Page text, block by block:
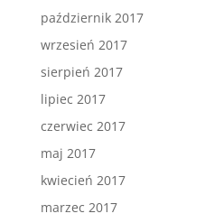
październik 2017
wrzesień 2017
sierpień 2017
lipiec 2017
czerwiec 2017
maj 2017
kwiecień 2017
marzec 2017